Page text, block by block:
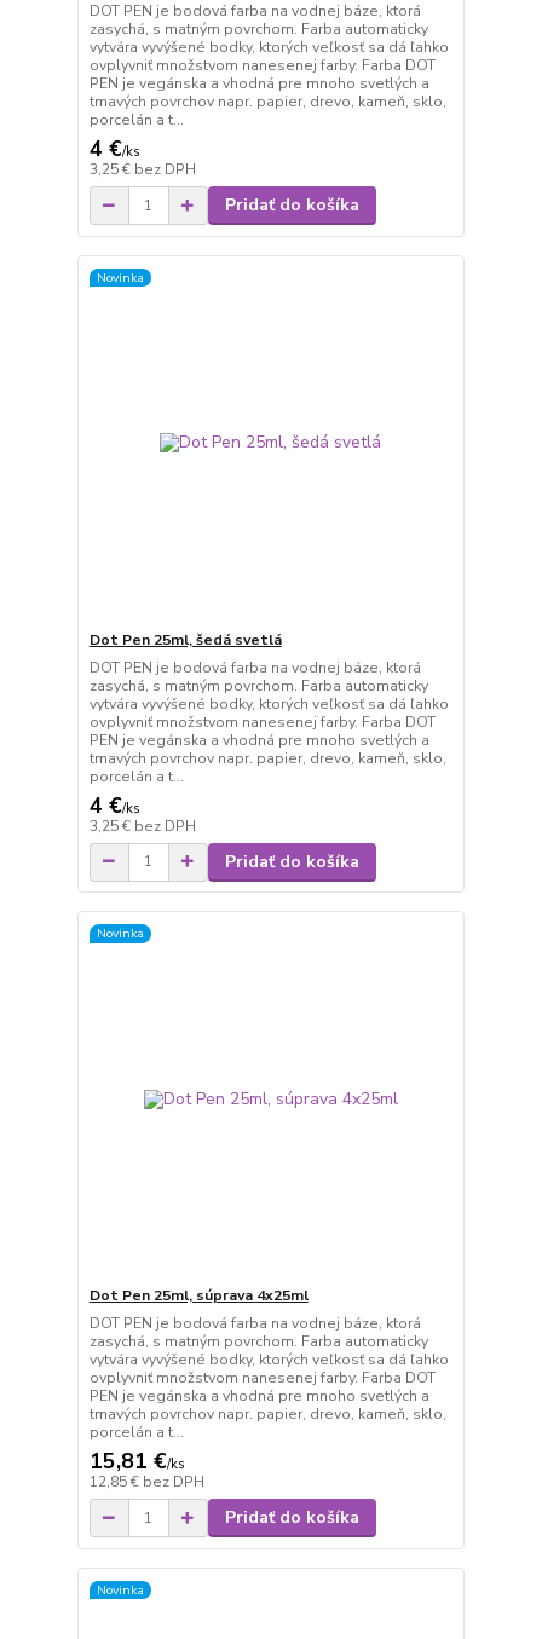
DOT PEN je bodová farba na vodnej báze, ktorá
zasychá, s matným povrchom. Farba automaticky
vytvára vyvýšené bodky, ktorých veľkosť sa dá ľahko
ovplyvniť množstvom nanesenej farby. Farba DOT
PEN je vegánska a vhodná pre mnoho svetlých a
tmavých povrchov napr. papier, drevo, kameň, sklo,
porcelán a t...
4 €/ks
3,25 € bez DPH
Pridať do košíka
Novinka
Dot Pen 25ml, šedá svetlá
DOT PEN je bodová farba na vodnej báze, ktorá
zasychá, s matným povrchom. Farba automaticky
vytvára vyvýšené bodky, ktorých veľkosť sa dá ľahko
ovplyvniť množstvom nanesenej farby. Farba DOT
PEN je vegánska a vhodná pre mnoho svetlých a
tmavých povrchov napr. papier, drevo, kameň, sklo,
porcelán a t...
4 €/ks
3,25 € bez DPH
Pridať do košíka
Novinka
Dot Pen 25ml, súprava 4x25ml
DOT PEN je bodová farba na vodnej báze, ktorá
zasychá, s matným povrchom. Farba automaticky
vytvára vyvýšené bodky, ktorých veľkosť sa dá ľahko
ovplyvniť množstvom nanesenej farby. Farba DOT
PEN je vegánska a vhodná pre mnoho svetlých a
tmavých povrchov napr. papier, drevo, kameň, sklo,
porcelán a t...
15,81 €/ks
12,85 € bez DPH
Pridať do košíka
Novinka